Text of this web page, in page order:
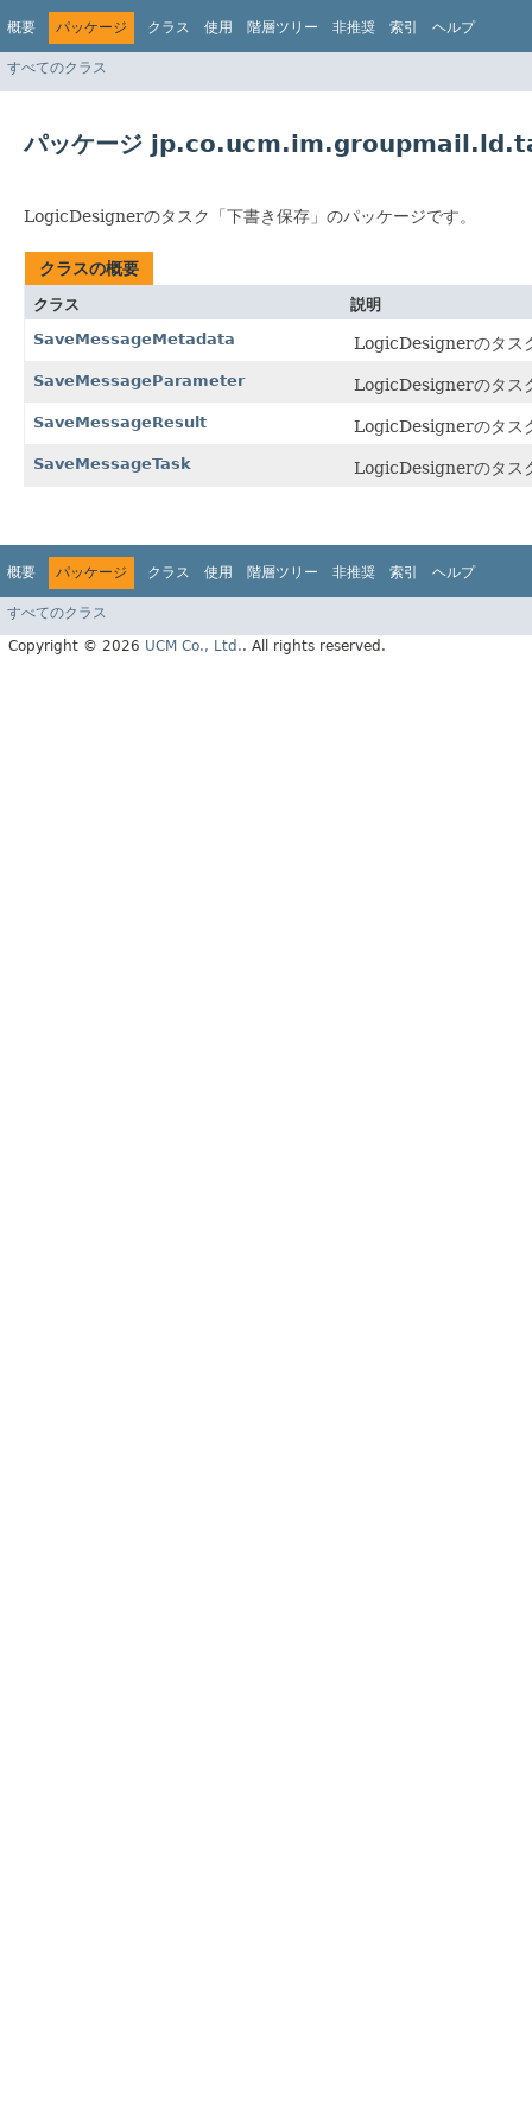
概要 パッケージ クラス 使用 階層ツリー 非推奨 索引 ヘルプ
すべてのクラス
パッケージ
LogicDesignerのタスク「下書き保存」のパッケージです。
クラスの概要
クラス
説明
SaveMessageMetadata
LogicDesignerのタス
SaveMessageParameter LogicDesignerのタス
SaveMessageResult LogicDesignerのタス
SaveMessageTask LogicDesignerのタス
概要 パッケージ クラス 使用 階層ツリー 非推奨 索引 ヘルプ
すべてのクラス
Copyright © 2026 UCM Co., Ltd.. All rights reserved.